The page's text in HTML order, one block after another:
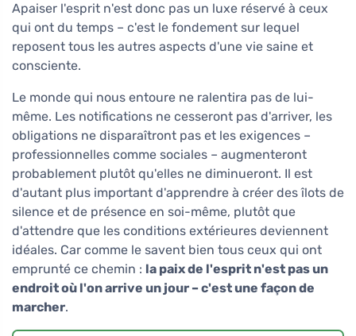
Apaiser l'esprit n'est donc pas un luxe réservé à ceux
qui ont du temps – c'est le fondement sur lequel
reposent tous les autres aspects d'une vie saine et
consciente.
Le monde qui nous entoure ne ralentira pas de lui-
même. Les notifications ne cesseront pas d'arriver, les
obligations ne disparaîtront pas et les exigences –
professionnelles comme sociales – augmenteront
probablement plutôt qu'elles ne diminueront. Il est
d'autant plus important d'apprendre à créer des îlots de
silence et de présence en soi-même, plutôt que
d'attendre que les conditions extérieures deviennent
idéales. Car comme le savent bien tous ceux qui ont
emprunté ce chemin : la paix de l'esprit n'est pas un
endroit où l'on arrive un jour – c'est une façon de
marcher.